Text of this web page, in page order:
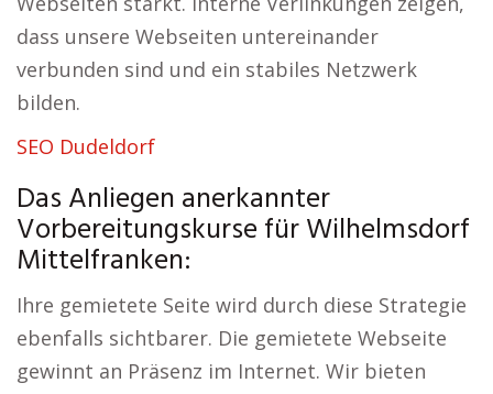
dass unsere Webseiten untereinander
verbunden sind und ein stabiles Netzwerk
bilden.
SEO Dudeldorf
Das Anliegen anerkannter
Vorbereitungskurse für Wilhelmsdorf
Mittelfranken:
Ihre gemietete Seite wird durch diese Strategie
ebenfalls sichtbarer. Die gemietete Webseite
gewinnt an Präsenz im Internet. Wir bieten